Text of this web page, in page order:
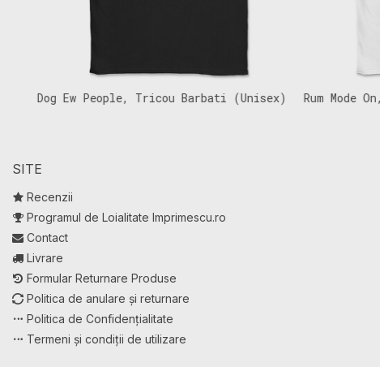
Dog Ew People, Tricou Barbati (Unisex) Rum Mode On,
SITE
Recenzii
Programul de Loialitate Imprimescu.ro
Contact
Livrare
Formular Returnare Produse
Politica de anulare și returnare
Politica de Confidențialitate
Termeni și condiții de utilizare